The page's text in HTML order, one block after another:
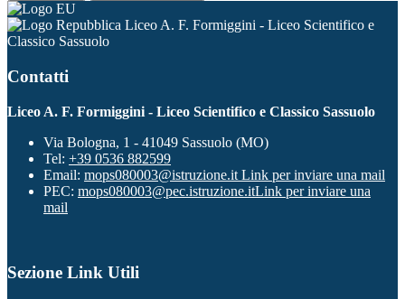
Liceo A. F. Formiggini - Liceo Scientifico e
Classico Sassuolo
Contatti
Liceo A. F. Formiggini - Liceo Scientifico e Classico Sassuolo
Via Bologna, 1 - 41049 Sassuolo (MO)
Tel: +39 0536 882599
Email: mops080003@istruzione.it Link per inviare una mail
PEC: mops080003@pec.istruzione.itLink per inviare una
mail
Sezione Link Utili